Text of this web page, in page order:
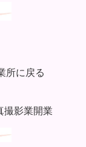
所に戻る
撮影業開業